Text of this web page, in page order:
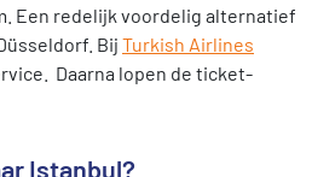
Een redelijk voordelig alternatief
Bij Turkish Airlines
Daarna lopen de ticket-
Istanbul?